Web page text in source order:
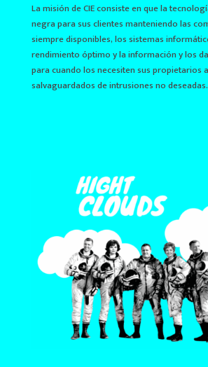
La misión de CIE consiste en que la
negra para sus clientes manteniendo las
siempre disponibles, los sistemas
rendimiento óptimo y la información y los
para cuando los necesiten sus propietarios
salvaguardados de intrusiones no deseadas.